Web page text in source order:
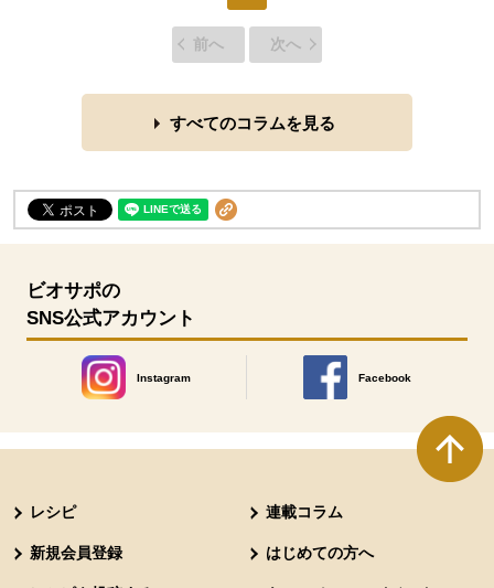
前へ 次へ
すべてのコラムを見る
ビオサポの
SNS公式アカウント
Instagram
別のウィンドウで開きます。
Facebook
別のウィンドウで開きます
レシピ 連載コラム
新規会員登録 はじめての方へ